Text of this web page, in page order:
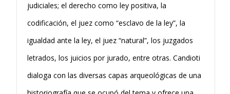
judiciales; el derecho como ley positiva, la
codificación, el juez como “esclavo de la ley”, la
igualdad ante la ley, el juez “natural”, los juzgados
letrados, los juicios por jurado, entre otras. Candioti
dialoga con las diversas capas arqueológicas de una